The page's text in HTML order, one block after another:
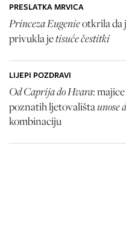
PRESLATKA MRVICA
Princeza Eugenieotkrila da
privukla jetisuće čestitki
LIJEPI POZDRAVI
Od Caprija do Hvara:
poznatih ljetovalištaunose
kombinaciju